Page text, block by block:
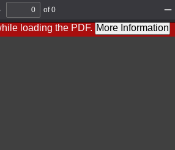
of 0
Out
loading the PDF. More Information